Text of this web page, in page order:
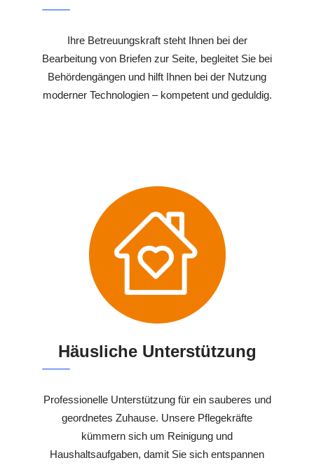
Ihre Betreuungskraft steht Ihnen bei der
Bearbeitung von Briefen zur Seite, begleitet Sie bei
Behördengängen und hilft Ihnen bei der Nutzung
moderner Technologien – kompetent und geduldig.
Häusliche Unterstützung
Professionelle Unterstützung für ein sauberes und
geordnetes Zuhause. Unsere Pflegekräfte
kümmern sich um Reinigung und
Haushaltsaufgaben, damit Sie sich entspannen